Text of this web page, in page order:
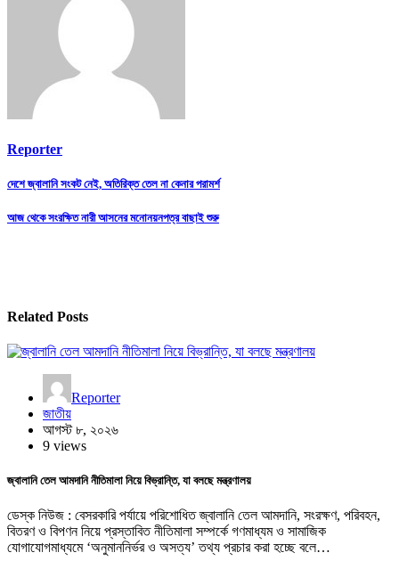
Reporter
Post
navigation
দেশে জ্বালানি সংকট নেই, অতিরিক্ত তেল না কেনার পরামর্শ
আজ থেকে সংরক্ষিত নারী আসনের মনোনয়নপত্র বাছাই শুরু
Related Posts
Reporter
জাতীয়
আগস্ট ৮, ২০২৬
9 views
জ্বালানি তেল আমদানি নীতিমালা নিয়ে বিভ্রান্তি, যা বলছে মন্ত্রণালয়
ডেস্ক নিউজ : বেসরকারি পর্যায়ে পরিশোধিত জ্বালানি তেল আমদানি, সংরক্ষণ, পরিবহন,
বিতরণ ও বিপণন নিয়ে প্রস্তাবিত নীতিমালা সম্পর্কে গণমাধ্যম ও সামাজিক
যোগাযোগমাধ্যমে ‘অনুমাননির্ভর ও অসত্য’ তথ্য প্রচার করা হচ্ছে বলে…